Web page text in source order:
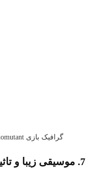
گرافیک بازی Biomutant بسیار چشم نواز و کم نظیر است!
7. موسیقی زیبا و تاثیرگذار: